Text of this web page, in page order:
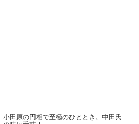
小田原の円相で至極のひととき。中田氏